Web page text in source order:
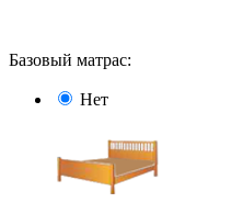
Базовый матрас:
Нет